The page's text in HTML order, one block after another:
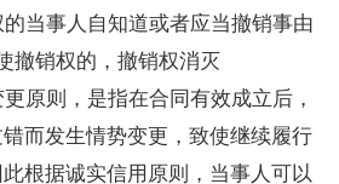
事人自知道或者应当撤销事由
撤销权的，撤销权消灭
则，是指在合同有效成立后，
而发生情势变更，致使继续履行
根据诚实信用原则，当事人可以